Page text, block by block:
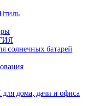
солнечных батарей
дома, дачи и офиса